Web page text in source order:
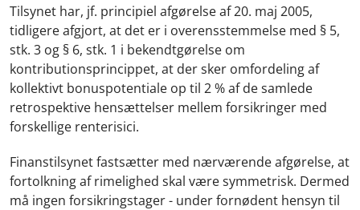
Tilsynet har, jf. principiel afgørelse af 20. maj 2005,
tidligere afgjort, at det er i overensstemmelse med § 5,
stk. 3 og § 6, stk. 1 i bekendtgørelse om
kontributionsprincippet, at der sker omfordeling af
kollektivt bonuspotentiale op til 2 % af de samlede
retrospektive hensættelser mellem forsikringer med
forskellige renterisici.
Finanstilsynet fastsætter med nærværende afgørelse, at
fortolkning af rimelighed skal være symmetrisk. Dermed
må ingen forsikringstager - under fornødent hensyn til